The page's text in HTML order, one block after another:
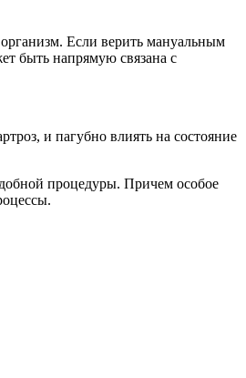
Если верить мануальным
быть напрямую связана с
и пагубно влиять на состояние
процедуры. Причем особое